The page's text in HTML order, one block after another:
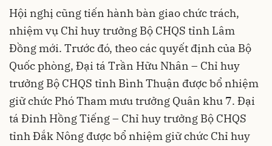
Hội nghị cũng tiến hành bàn giao chức trách,
nhiệm vụ Chỉ huy trưởng Bộ CHQS tỉnh Lâm
Đồng mới. Trước đó, theo các quyết định của Bộ
Quốc phòng, Đại tá Trần Hữu Nhân – Chỉ huy
trưởng Bộ CHQS tỉnh Bình Thuận được bổ nhiệm
giữ chức Phó Tham mưu trưởng Quân khu 7. Đại
tá Đinh Hồng Tiếng – Chỉ huy trưởng Bộ CHQS
tỉnh Đắk Nông được bổ nhiệm giữ chức Chỉ huy